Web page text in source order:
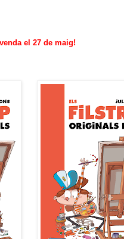
el 27 de maig!